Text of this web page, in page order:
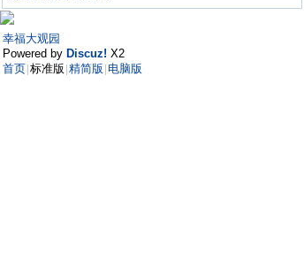
幸福大观园
Powered by Discuz! X2
首页 标准版 精简版 电脑版